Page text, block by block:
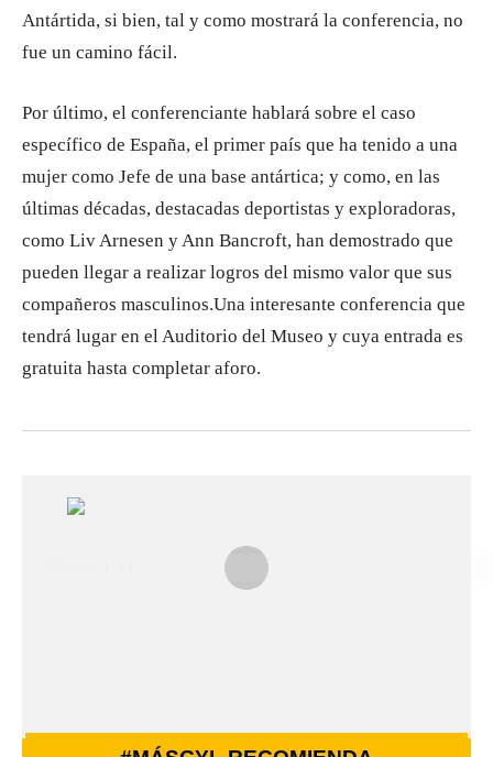
Antártida, si bien, tal y como mostrará la conferencia, no
fue un camino fácil.
Por último, el conferenciante hablará sobre el caso
específico de España, el primer país que ha tenido a una
mujer como Jefe de una base antártica; y como, en las
últimas décadas, destacadas deportistas y exploradoras,
como Liv Arnesen y Ann Bancroft, han demostrado que
pueden llegar a realizar logros del mismo valor que sus
compañeros masculinos.Una interesante conferencia que
tendrá lugar en el Auditorio del Museo y cuya entrada es
gratuita hasta completar aforo.